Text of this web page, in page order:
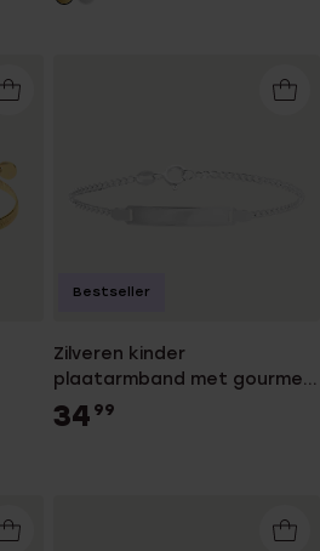
Zilveren kinder
plaatarmband met gourmet
schakel
34 99
Bestseller